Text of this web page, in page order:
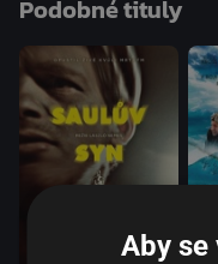
tichou inspirativní sílu,
odvyprávěný portrét
odvaze bojovat proti
všechno. Film uvádíme s podporou programu Evropské
unie Kreativní Evropa -
Podobné tituly
Aby se